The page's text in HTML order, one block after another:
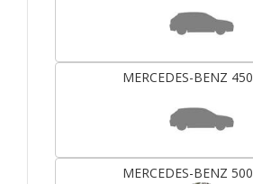
MERCEDES-BENZ 450
MERCEDES-BENZ 500